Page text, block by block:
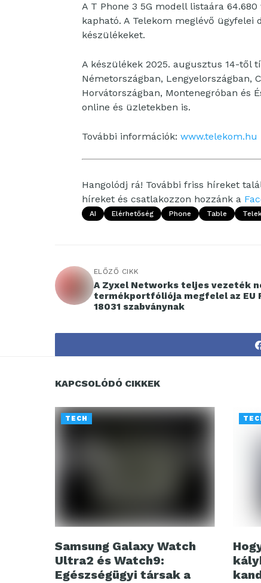
A T Phone 3 5G modell listaára
kapható. A Telekom meglévő ügyfelei
készülékeket.
A készülékek 2025. augusztus 14-től
Németországban, Lengyelországban,
Horvátországban, Montenegróban és
online és üzletekben is.
További információk: www.telekom.hu
Hangolódj rá! További friss híreket
híreket és csatlakozzon hozzánk a
AI Elérhetőség Phone Table
ELŐZŐ CIKK
A Zyxel Networks teljes vezeték
termékportfóliója megfelel az EU
18031 szabványnak
KAPCSOLÓDÓ CIKKEK
TECH
Samsung Galaxy Watch
Ultra2 és Watch9:
Egészségügyi társak a